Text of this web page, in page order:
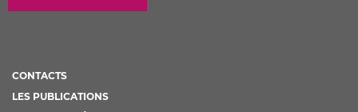
CONTACTS
LES PUBLICATIONS